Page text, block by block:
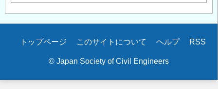
Secondary
トップページ このサイトについて ヘルプ RSS
© Japan Society of Civil Engineers